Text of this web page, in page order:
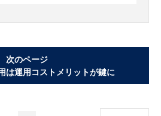
次のページ
は運用コストメリットが鍵に